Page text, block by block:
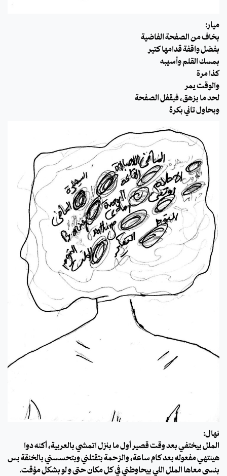
ميار:
بخاف من الصفحة الفاضية
بفضل واقفة قدامها كتير
بمسك القلم وأسيبه
كذا مرة
والوقت يمر
لحد ما بزهق، فبقفل الصفحة
وبحاول تاني بكرة
نهال:
الملل بيختفي بعد وقت قصير أول ما بنزل اتمشي بالعربية، أكنه دوا
هينتهي مفعوله بعد كام ساعة، والزحمة بتقتلني وبتحسسني بالخنقة بس
بنسى معاها الملل اللي بيحاوطني في كل مكان حتى و لو بشكل مؤقت.